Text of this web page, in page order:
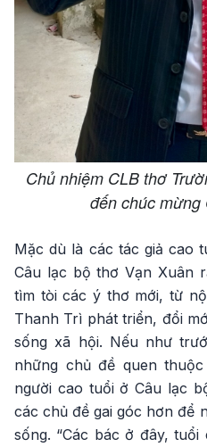
Chủ nhiệm CLB thơ
đến chúc mừng
Mặc dù là các tác giả cao
Câu lạc bộ thơ Vạn Xuân
tìm tòi các ý thơ mới, từ
Thanh Trì phát triển, đổi
sống xã hội. Nếu như
những chủ đề quen
người cao tuổi ở Câu lạc
các chủ đề gai góc hơn để
sống. “Các bác ở đây,